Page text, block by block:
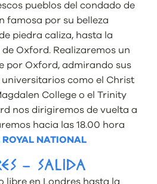
pueblos del condado de
famosa por su belleza
piedra caliza, hasta la
Oxford. Realizaremos un
por Oxford, admirando sus
como el Christ
College o el Trinity
nos dirigiremos de vuelta a
hacia las 18.00 hora
ROYAL NATIONAL
– SALIDA
libre en Londres hasta la